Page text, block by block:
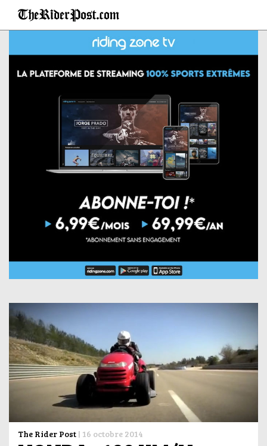
The Rider Post | 16 octobre 2014